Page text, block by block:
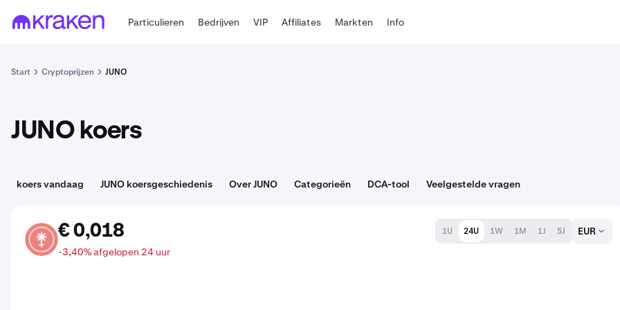
Particulieren Bedrijven VIP Affiliates Markten Info
Start Cryptoprijzen JUNO
JUNO koers
koers vandaag JUNO koersgeschiedenis Over JUNO Categorieën DCA-tool Veelgestelde vragen
JUNO € 0,018
-3,40% afgelopen 24 uur
1U 24U 1W 1M 1J 5J EUR